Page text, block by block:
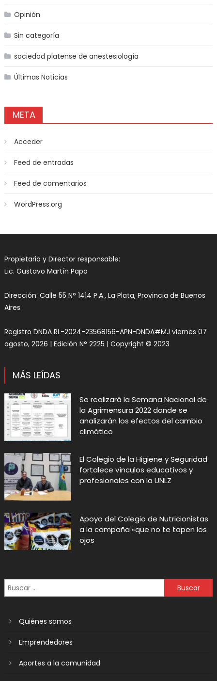
Opinión
Sin categoría
sociedad platense de anestesiología
Últimas Noticias
META
Acceder
Feed de entradas
Feed de comentarios
WordPress.org
Propietario y Director responsable:
Lic. Gustavo Martín Papa
Dirección: Calle 55 N° 1414 P.A., La Plata, Provincia de Buenos
Aires
Registro DNDA RL-2024-23568156-APN-DNDA#MJ viernes 07
agosto, 2026 | Edición N° 2225 | Copyright © 2023
MÁS LEÍDAS
Se realizará la Semana Nacional de
la Agrimensura 2022 donde se
analizarán los efectos del cambio
climático
El Colegio de la Higiene y Seguridad
fortalece vínculos educativos y
profesionales con la UNLZ
Apoyo del Colegio de Nutricionistas
a la campaña «que no te tapen los
ojos
Quiénes somos
Emprendedores
Aportes a la comunidad